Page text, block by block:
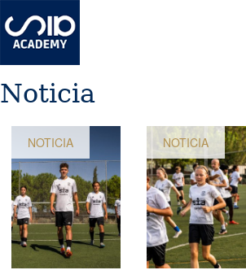
al
contenido
Noticia
NOTICIA NOTICIA